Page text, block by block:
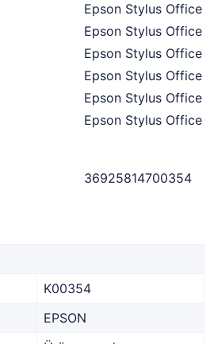
Epson Stylus Office
Epson Stylus Office
Epson Stylus Office
Epson Stylus Office
Epson Stylus Office
Epson Stylus Office
36925814700354
K00354
EPSON